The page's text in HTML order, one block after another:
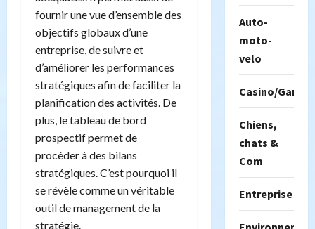
fournir une vue d’ensemble des
objectifs globaux d’une
entreprise, de suivre et
d’améliorer les performances
stratégiques afin de faciliter la
planification des activités. De
plus, le tableau de bord
prospectif permet de
procéder à des bilans
stratégiques. C’est pourquoi il
se révèle comme un véritable
outil de management de la
stratégie.
Auto-
moto-
velo
Casino/
Chiens,
chats &
Com
Entreprise